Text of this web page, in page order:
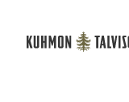
Päävalikko